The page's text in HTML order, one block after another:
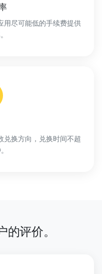
用尽可能低的手续费提供
兑换方向，兑换时间不超
评价。